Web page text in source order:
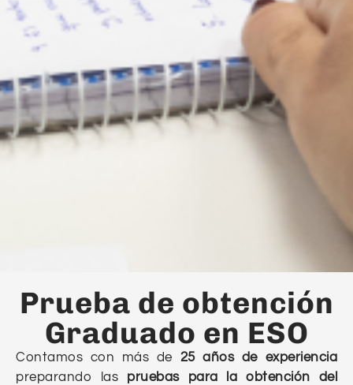
Prueba de obtención
Graduado en ESO
Contamos con más de 25 años de experiencia
preparando las pruebas para la obtención del